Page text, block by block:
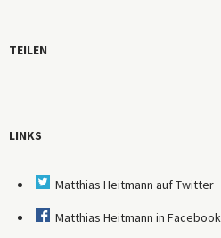
TEILEN
LINKS
Matthias Heitmann auf Twitter
Matthias Heitmann in Facebook